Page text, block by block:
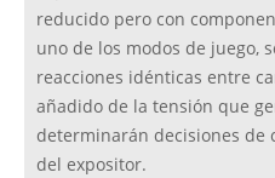
reducido pero con
uno de los modos de juego,
reacciones idénticas entre
añadido de la tensión que
determinarán decisiones de
del expositor.